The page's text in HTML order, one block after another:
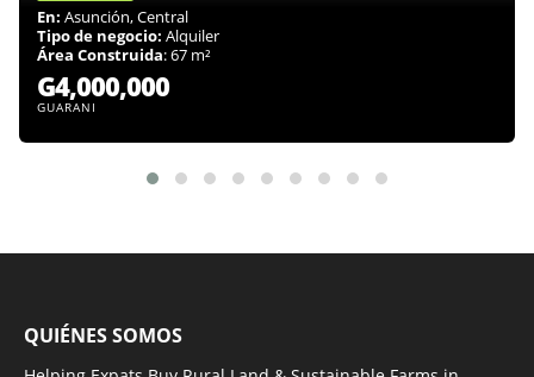
En: Asunción, Central
Tipo de negocio: Alquiler
Área Construida: 67 m²
G4,000,000
GUARANI
QUIÉNES SOMOS